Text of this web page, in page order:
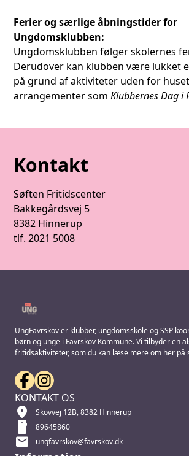
Ferier og særlige åbningstider for
Ungdomsklubben:
Ungdomsklubben følger skolernes
Derudover kan klubben være lukket
på grund af aktiviteter uden for
arrangementer som Klubbernes Dag i
Kontakt
Søften Fritidscenter
Bakkegårdsvej 5
8382 Hinnerup
tlf. 2021 5008
UngFavrskov er klubber, ungdomsskole og SSP
børn og unge i Favrskov Kommune. Vi tilbyder en
fritidsaktiviteter, som du kan læse mere om her på
KONTAKT OS
location_on Skovvej 12B, 8382 Hinnerup
smartphone 89645860
mail ungfavrskov@favrskov.dk